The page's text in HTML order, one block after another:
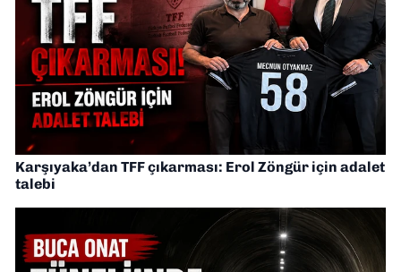
Karşıyaka’dan TFF çıkarması: Erol Zöngür için adalet
talebi